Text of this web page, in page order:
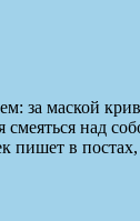
за маской
смеяться над
пишет в